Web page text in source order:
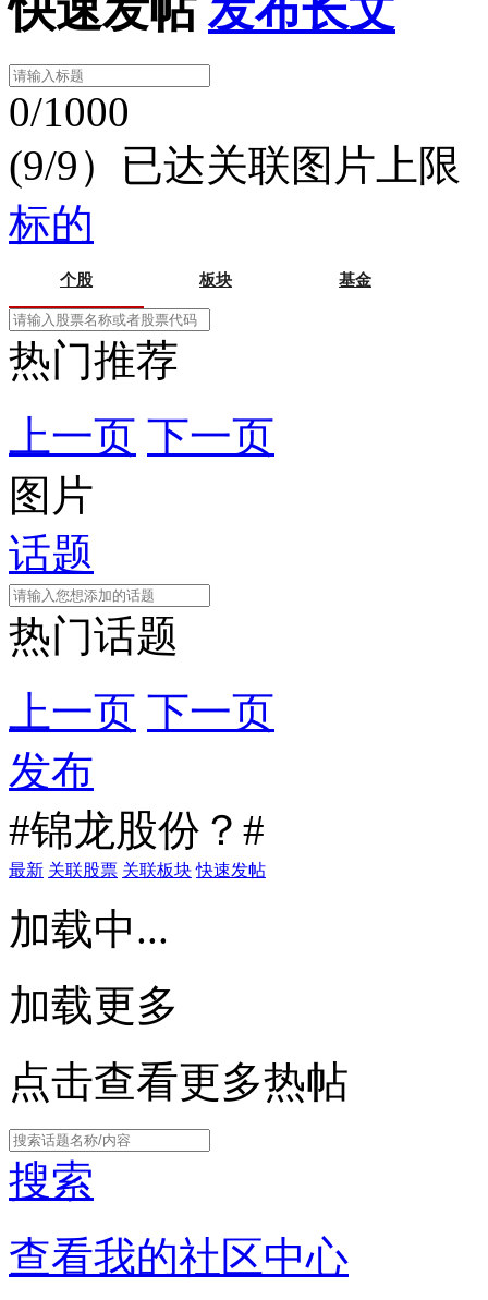
快速发帖 发布长文
0/1000
(9/9）已达关联图片上限
标的
个股 板块 基金
热门推荐
上一页 下一页
图片
话题
热门话题
上一页 下一页
发布
#锦龙股份？#
最新 关联股票 关联板块 快速发帖
加载中...
加载更多
点击查看更多热帖
搜索
查看我的社区中心